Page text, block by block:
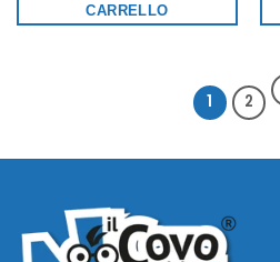
CARRELLO
1 2